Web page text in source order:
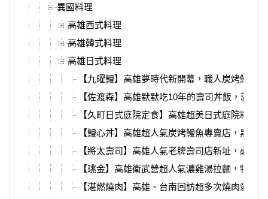
異國料理
高雄西式料理
高雄韓式料理
高雄日式料理
【九曜鰻】高雄夢時代新開幕，職人炭烤鰻魚
【佐渡森】高雄默默吃10年的壽司丼飯，就在
【久町日式庭院定食】高雄超美日式庭院料理
【鰻心丼】高雄超人氣炭烤鰻魚專賣店，黑鮪
【將太壽司】高雄人氣老牌壽司店新址，必吃
【珧金】高雄衛武營超人氣濃雞湯拉麵，特色
【湛燃燒肉】高雄、台南回訪超多次燒肉愛店